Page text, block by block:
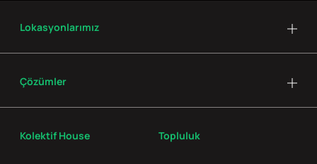
Kolektif House Topluluk
Lokasyonlarımız
Çözümler